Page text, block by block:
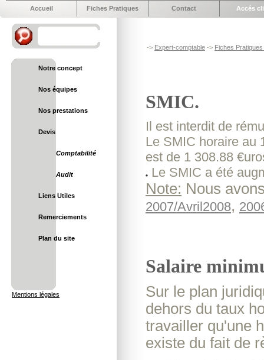
Accueil Fiches Pratiques Contact Accés
Notre concept
Nos équipes
Nos prestations
Devis
Comptabilité
Audit
Liens Utiles
Remerciements
Plan du site
Mentions légales
-> Expert-comptable -> Fiches
SMIC.
Il est interdit de
Le SMIC horaire au
est de 1 308.88
Le SMIC a été
Note: Nous
2007/Avril2008,
Salaire
Sur le plan
dehors du taux
travailler qu'une
existe du fait de